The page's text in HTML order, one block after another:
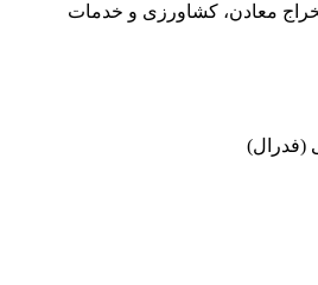
معادن، کشاورزی و خدمات
(فدرال)